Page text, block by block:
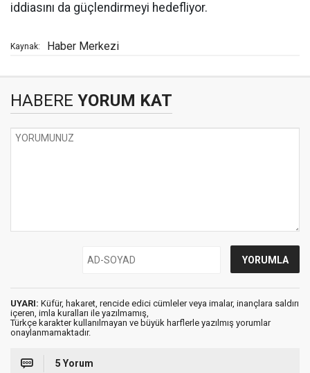
iddiasını da güçlendirmeyi hedefliyor.
Kaynak: Haber Merkezi
HABERE YORUM KAT
UYARI: Küfür, hakaret, rencide edici cümleler veya imalar, inançlara saldırı
içeren, imla kuralları ile yazılmamış,
Türkçe karakter kullanılmayan ve büyük harflerle yazılmış yorumlar
onaylanmamaktadır.
5 Yorum